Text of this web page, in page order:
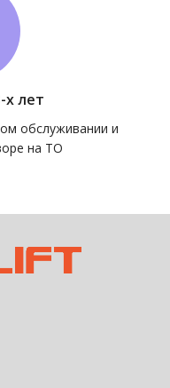
х лет
обслуживании и
на ТО